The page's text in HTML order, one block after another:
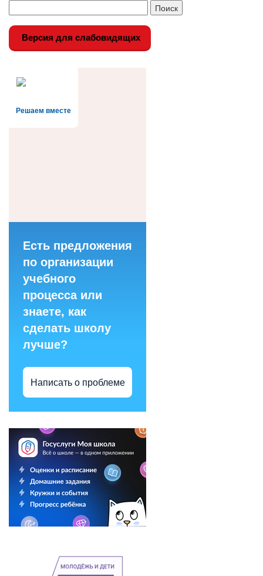
Версия для слабовидящих
Решаем вместе
Есть предложения
по организации
учебного
процесса или
знаете, как
сделать школу
лучше?
Написать о проблеме